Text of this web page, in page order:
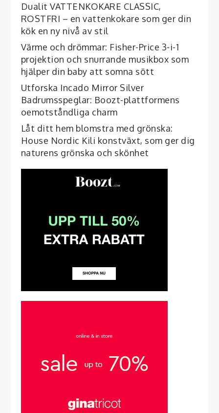
Dualit VATTENKOKARE CLASSIC,
ROSTFRI – en vattenkokare som ger din
kök en ny nivå av stil
Värme och drömmar: Fisher-Price 3-i-1
projektion och snurrande musikbox som
hjälper din baby att somna sött
Utforska Incado Mirror Silver
Badrumsspeglar: Boozt-plattformens
oemotståndliga charm
Låt ditt hem blomstra med grönska:
House Nordic Kili konstväxt, som ger dig
naturens grönska och skönhet